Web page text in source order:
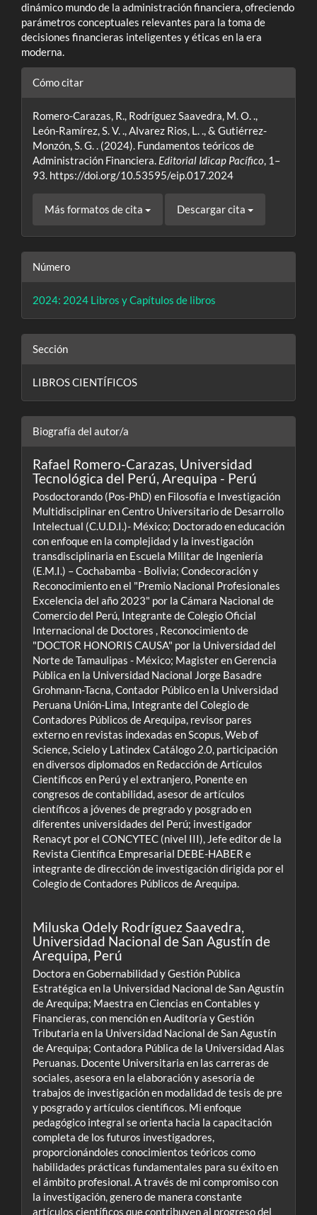
dinámico mundo de la administración financiera, ofreciendo
parámetros conceptuales relevantes para la toma de
decisiones financieras inteligentes y éticas en la era
moderna.
Detalles
artículo
Cómo citar
Romero-Carazas, R., Rodríguez Saavedra, M. O. .,
León-Ramírez, S. V. ., Alvarez Rios, L. ., & Gutiérrez-
Monzón, S. G. . (2024). Fundamentos teóricos de
Administración Financiera. Editorial Idicap Pacífico, 1–
93. https://doi.org/10.53595/eip.017.2024
Más formatos de cita Descargar cita
Número
2024: 2024 Libros y Capítulos de libros
Sección
LIBROS CIENTÍFICOS
Biografía del autor/a
Rafael Romero-Carazas, Universidad
Tecnológica del Perú, Arequipa - Perú
Posdoctorando (Pos-PhD) en Filosofía e Investigación
Multidisciplinar en Centro Universitario de Desarrollo
Intelectual (C.U.D.I.)- México; Doctorado en educación
con enfoque en la complejidad y la investigación
transdisciplinaria en Escuela Militar de Ingeniería
(E.M.I.) – Cochabamba - Bolivia; Condecoración y
Reconocimiento en el "Premio Nacional Profesionales
Excelencia del año 2023" por la Cámara Nacional de
Comercio del Perú, Integrante de Colegio Oficial
Internacional de Doctores , Reconocimiento de
"DOCTOR HONORIS CAUSA" por la Universidad del
Norte de Tamaulipas - México; Magister en Gerencia
Pública en la Universidad Nacional Jorge Basadre
Grohmann-Tacna, Contador Público en la Universidad
Peruana Unión-Lima, Integrante del Colegio de
Contadores Públicos de Arequipa, revisor pares
externo en revistas indexadas en Scopus, Web of
Science, Scielo y Latindex Catálogo 2.0, participación
en diversos diplomados en Redacción de Artículos
Científicos en Perú y el extranjero, Ponente en
congresos de contabilidad, asesor de artículos
científicos a jóvenes de pregrado y posgrado en
diferentes universidades del Perú; investigador
Renacyt por el CONCYTEC (nivel III), Jefe editor de la
Revista Científica Empresarial DEBE-HABER e
integrante de dirección de investigación dirigida por el
Colegio de Contadores Públicos de Arequipa.
Miluska Odely Rodríguez Saavedra,
Universidad Nacional de San Agustín de
Arequipa, Perú
Doctora en Gobernabilidad y Gestión Pública
Estratégica en la Universidad Nacional de San Agustín
de Arequipa; Maestra en Ciencias en Contables y
Financieras, con mención en Auditoría y Gestión
Tributaria en la Universidad Nacional de San Agustín
de Arequipa; Contadora Pública de la Universidad Alas
Peruanas. Docente Universitaria en las carreras de
sociales, asesora en la elaboración y asesoría de
trabajos de investigación en modalidad de tesis de pre
y posgrado y artículos científicos. Mi enfoque
pedagógico integral se orienta hacia la capacitación
completa de los futuros investigadores,
proporcionándoles conocimientos teóricos como
habilidades prácticas fundamentales para su éxito en
el ámbito profesional. A través de mi compromiso con
la investigación, genero de manera constante
artículos científicos que contribuyen al progreso del